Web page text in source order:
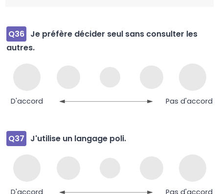
Q36 Je préfère décider seul sans consulter les
autres.
D'accord Pas d'accord
Q37 J'utilise un langage poli.
D'accord Pas d'accord